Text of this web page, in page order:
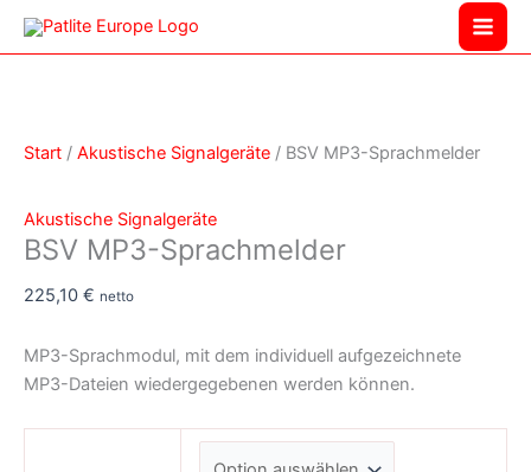
Zum
Inhalt
Start / Akustische Signalgeräte / BSV MP3-Sprachmelder
Akustische Signalgeräte
BSV MP3-Sprachmelder
225,10 € netto
MP3-Sprachmodul, mit dem individuell aufgezeichnete
MP3-Dateien wiedergegebenen werden können.
BSV
MP3-